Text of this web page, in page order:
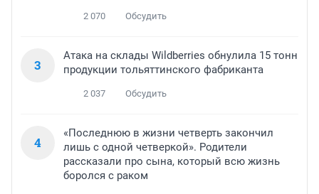
2 070 Обсудить
3
Атака на склады Wildberries обнулила 15 тонн
продукции тольяттинского фабриканта
2 037 Обсудить
4
«Последнюю в жизни четверть закончил
лишь с одной четверкой». Родители
рассказали про сына, который всю жизнь
боролся с раком